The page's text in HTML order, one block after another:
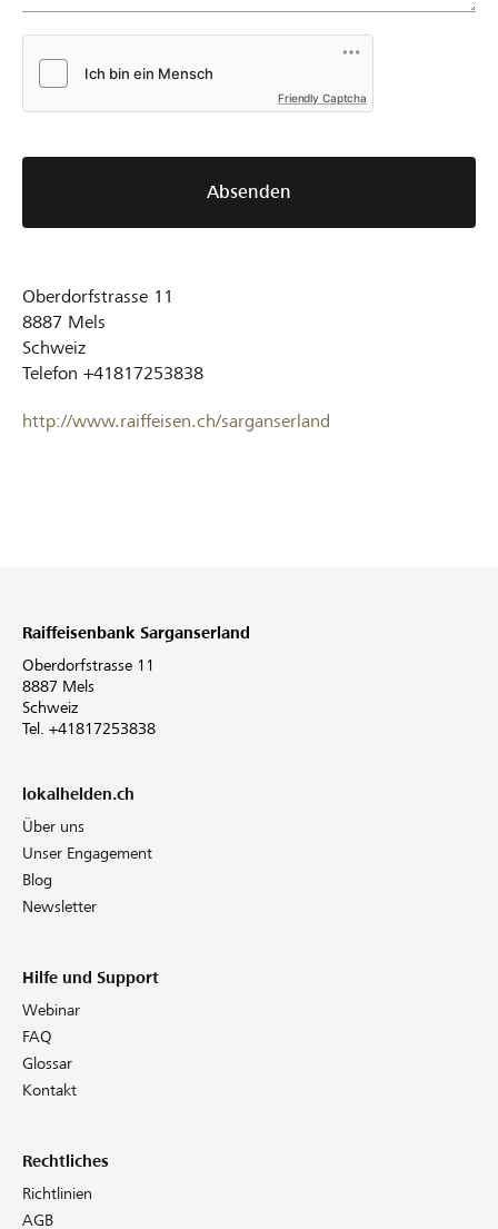
Friendly Captcha
Absenden
Oberdorfstrasse 11
8887 Mels
Schweiz
Telefon +41817253838
http://www.raiffeisen.ch/sarganserland
Raiffeisenbank Sarganserland
Oberdorfstrasse 11
8887 Mels
Schweiz
Tel. +41817253838
lokalhelden.ch
Über uns
Unser Engagement
Blog
Newsletter
Hilfe und Support
Webinar
FAQ
Glossar
Kontakt
Rechtliches
Richtlinien
AGB